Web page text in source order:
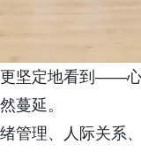
坚定地看到——
蔓延。
管理、人际关系